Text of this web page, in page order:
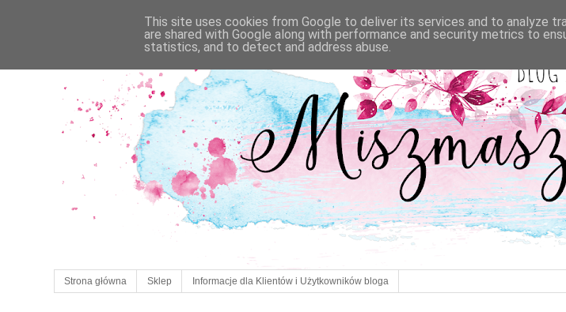
Strona główna Sklep Informacje dla Klientów i Użytkowników bloga
This site uses cookies from Google to deliver its services and to analyze
are shared with Google along with performance and security metrics to
statistics, and to detect and address abuse.